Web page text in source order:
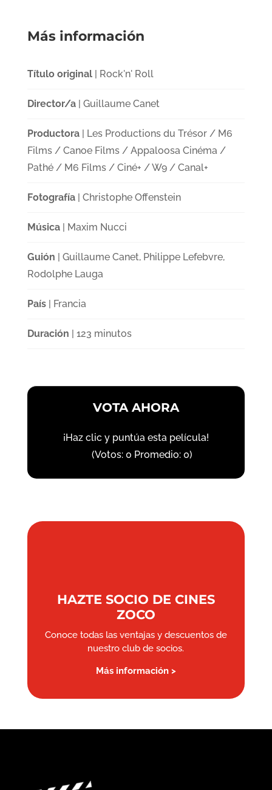
Más información
Título original| Rock'n' Roll
Director/a| Guillaume Canet
Productora| Les Productions du Trésor / M6
Films / Canoe Films / Appaloosa Cinéma /
Pathé / M6 Films / Ciné+ / W9 / Canal+
Fotografía| Christophe Offenstein
Música| Maxim Nucci
Guión | Guillaume Canet, Philippe Lefebvre,
Rodolphe Lauga
País| Francia
Duración | 123 minutos
VOTA AHORA
¡Haz clic y puntúa esta película!
(Votos: 0 Promedio: 0)
HAZTE SOCIO DE CINES
ZOCO
Conoce todas las ventajas y descuentos de
nuestro club de socios.
Más información >